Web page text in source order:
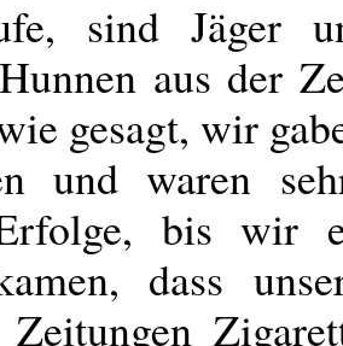
sind Jäger
aus der
gesagt, wir
und waren
bis wir
dass